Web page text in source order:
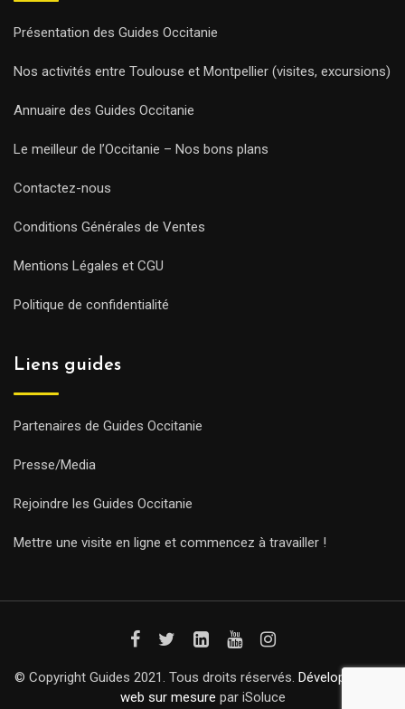
Présentation des Guides Occitanie
Nos activités entre Toulouse et Montpellier (visites, excursions)
Annuaire des Guides Occitanie
Le meilleur de l’Occitanie – Nos bons plans
Contactez-nous
Conditions Générales de Ventes
Mentions Légales et CGU
Politique de confidentialité
Liens guides
Partenaires de Guides Occitanie
Presse/Media
Rejoindre les Guides Occitanie
Mettre une visite en ligne et commencez à travailler !
© Copyright Guides 2021. Tous droits réservés. Développement
web sur mesure par iSoluce